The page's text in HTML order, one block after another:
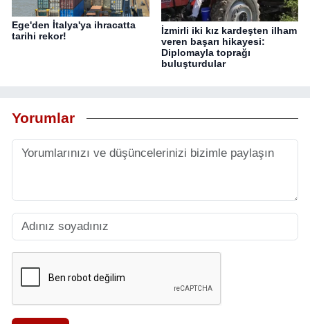
Ege'den İtalya'ya ihracatta
tarihi rekor!
İzmirli iki kız kardeşten ilham
veren başarı hikayesi:
Diplomayla toprağı
buluşturdular
Yorumlar